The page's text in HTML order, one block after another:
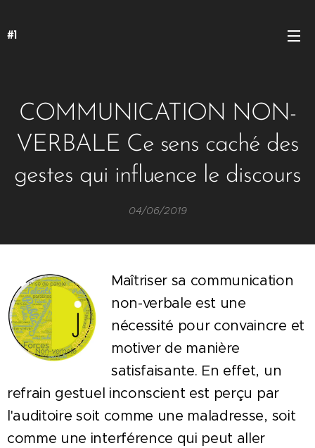
#1
COMMUNICATION NON-
VERBALE Ce sens caché des
gestes qui influence le discours
04/06/2019
Maîtriser sa communication
non-verbale est une
nécessité pour convaincre et
motiver de manière
satisfaisante. En effet, un
refrain gestuel inconscient est perçu par
l'auditoire soit comme une maladresse, soit
comme une interférence qui peut aller